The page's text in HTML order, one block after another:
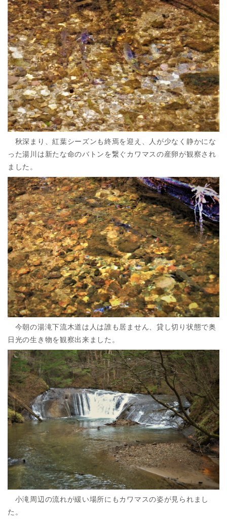
秋深まり、紅葉シーズンも終焉を迎え、人が少なく静かにな
った湯川は新たな命のバトンを繋ぐカワマスの産卵が観察され
ました。
今朝の湯滝下流木道は人は誰も居ません、貸し切り状態で奥
日光の生き物を観察出来ました。
小滝周辺の流れが緩い場所にもカワマスの姿が見られまし
た。